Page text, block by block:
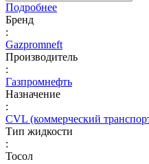
Подробнее
Бренд
:
Gazpromneft
Производитель
:
Газпромнефть
Назначение
:
CVL (коммерческий
Тип жидкости
:
Тосол